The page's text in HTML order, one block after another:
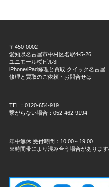
〒450-0002
愛知県名古屋市中村区名駅4-5-26
ユニモール桜ビル3F
iPhone/iPad修理と買取 クイック名古屋
修理と買取のご依頼・お問合せは
TEL：0120-654-919
繋がらない場合：052-462-9194
年中無休 受付時間：10:00～19:00
※時間帯により混み合う場合があります